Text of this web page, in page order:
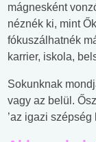
mágnesként
néznék ki, mint
fókuszálhatnék
karrier, iskola,
Sokunknak
vagy az belül.
’az igazi szépség